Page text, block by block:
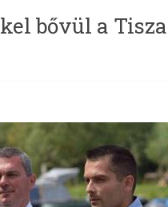
bővül a